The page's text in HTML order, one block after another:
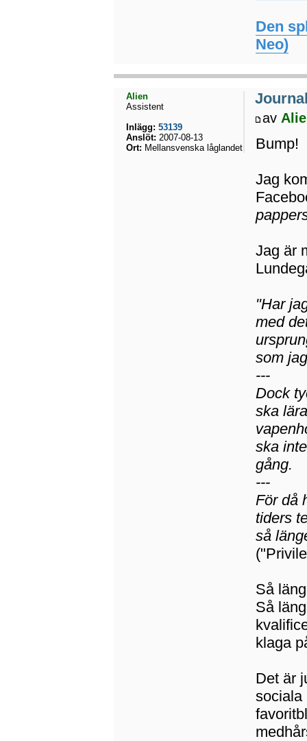
Den
Neo)
av
Bump!
Jag
Jag är
"Har
med
som
---
Dock
ska
ska
gång.
---
För då
tiders
så
Så
Så
klaga
Det är
sociala
Alien
Assistent
Inlägg: 53139
Anslöt: 2007-08-13
Ort: Mellansvenska låglandet